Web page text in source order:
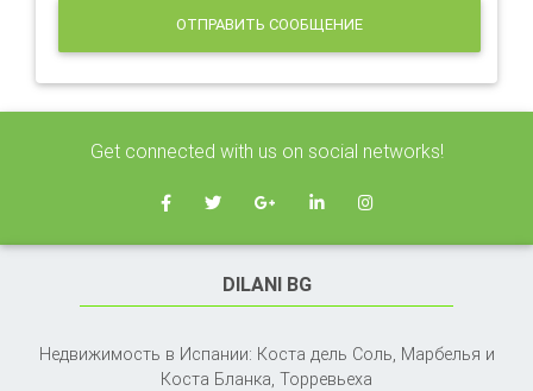
ОТПРАВИТЬ СООБЩЕНИЕ
Get connected with us on social networks!
DILANI BG
Недвижимость в Испании: Коста дель Соль, Марбелья и
Коста Бланка, Торревьеха